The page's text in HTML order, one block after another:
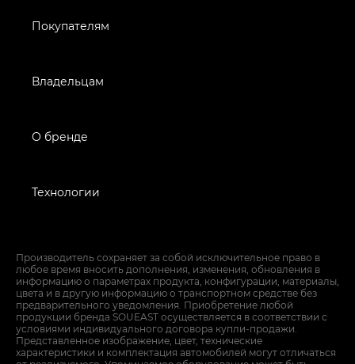
Покупателям
Владельцам
О бренде
Технологии
Производитель сохраняет за собой исключительное право в
любое время вносить дополнения, изменения, обновления в
информацию о параметрах продукта, конфигурации, материалы,
цвета и в другую информацию о транспортном средстве без
предварительного уведомления. Приобретение любой
продукции бренда SOUEAST осуществляется в соответствии с
условиями индивидуального договора купли-продажи.
Представленное изображение, цвет, технические
характеристики и комплектация автомобилей могут отличаться